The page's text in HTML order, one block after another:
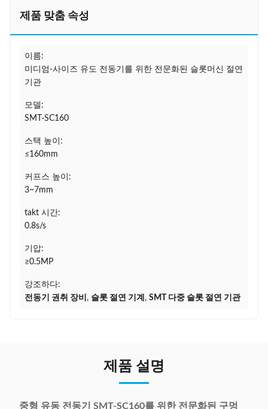
제품 맞춤 속성
이름:
미디엄-사이즈 유도 전동기를 위한 전문화된 슬롯머신 절연
기관
모델:
SMT-SC160
스택 높이:
≤160mm
커프스 높이:
3~7mm
takt 시간:
0.8s/s
기압:
≥0.5MP
강조하다:
전동기 권취 장비 , 슬롯 절연 기계 , SMT 다중 슬롯 절연 기관
제품 설명
중형 유동 전동기 SMT-SC160를 위한 전문화된 구멍